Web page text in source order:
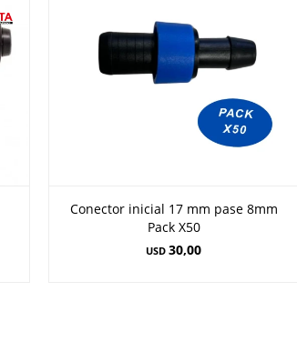
Conector inicial 17 mm pase 8mm
Pack X50
USD 30,00